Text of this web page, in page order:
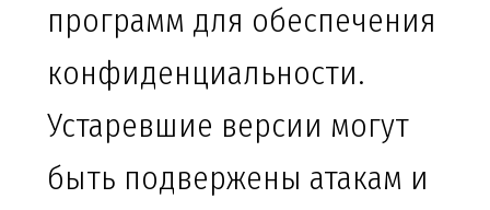
программ для обеспечения
конфиденциальности.
Устаревшие версии могут
быть подвержены атакам и